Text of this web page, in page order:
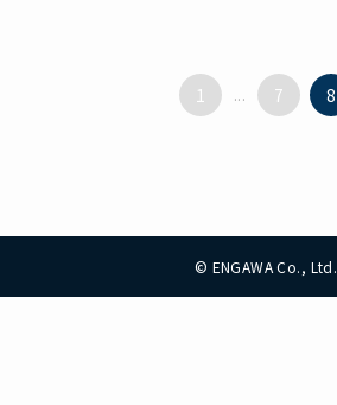
1 ... 7 8
© ENGAWA Co., Ltd.